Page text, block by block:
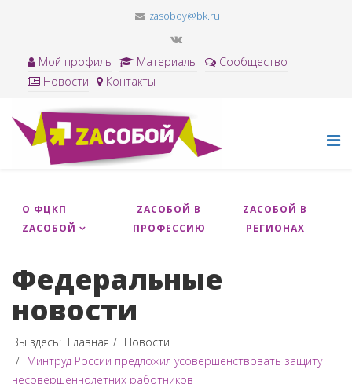
zasoboy@bk.ru
Мой профиль Материалы
Сообщество
Новости
Контакты
О ФЦКП
ZАСОБОЙ
ZACОБОЙ В
ПРОФЕССИЮ
ZAСОБОЙ В
РЕГИОНАХ
Федеральные
новости
Вы здесь: Главная
Новости
Минтруд России предложил усовершенствовать защиту
несовершеннолетних работников